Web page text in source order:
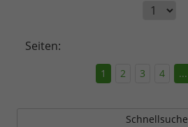
Seiten:
1 2 3 4 ...
Schnellsuche